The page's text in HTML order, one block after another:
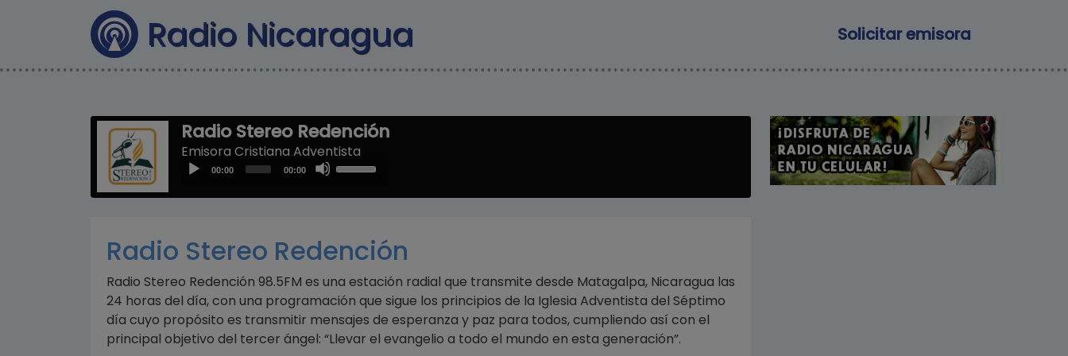
Radio Nicaragua Main navigation
Solicitar emisora
Radio Stereo Redención
Emisora Cristiana Adventista
Audio00:00 00:00
Arrow
increase
or
decrease
volume.
Radio Stereo Redención
Radio Stereo Redención 98.5FM es una estación radial que transmite desde Matagalpa, Nicaragua las
24 horas del día, con una programación que sigue los principios de la Iglesia Adventista del Séptimo
día cuyo propósito es transmitir mensajes de esperanza y paz para todos, cumpliendo así con el
principal objetivo del tercer ángel: “Llevar el evangelio a todo el mundo en esta generación”.